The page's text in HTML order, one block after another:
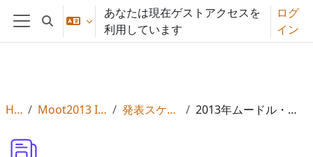
メインコンテンツへスキップする
サイドパネル
検索入力に切り替える
あなたは現在ゲストアクセスを
利用しています
ログ
イン
Home Moot2013 Info, Reg & Subs 発表スケジュールと詳細 2013年ムードル・ムート発表のデータベース